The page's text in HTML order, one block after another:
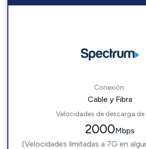
Conexión:
Cable y Fibra
Velocidades de descarga
2000Mbps
(Velocidades limitadas a 7G en